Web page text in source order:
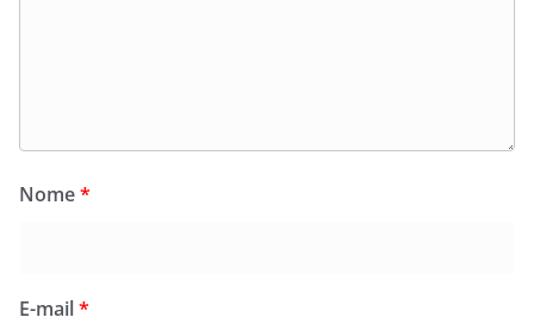
Nome*
E-mail*